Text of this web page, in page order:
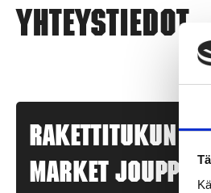
Yhteystiedot
Rakettitukun
MARKET JOUPPI